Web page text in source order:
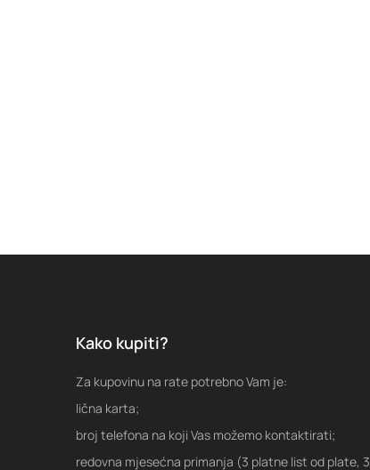
Kako kupiti?
Za kupovinu na rate potrebno Vam je:
lična karta;
broj telefona na koji Vas možemo kontaktirati;
redovna mjesećna primanja (3 platne list od plate, 3